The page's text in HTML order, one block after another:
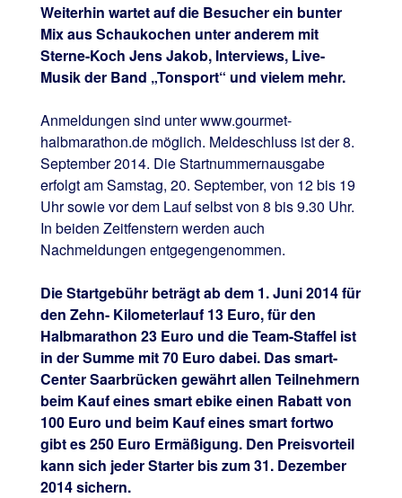
Weiterhin wartet auf die Besucher ein bunter
Mix aus Schaukochen unter anderem mit
Sterne-Koch Jens Jakob, Interviews, Live-
Musik der Band „Tonsport“ und vielem mehr.
Anmeldungen sind unter www.gourmet-
halbmarathon.de möglich. Meldeschluss ist der 8.
September 2014. Die Startnummernausgabe
erfolgt am Samstag, 20. September, von 12 bis 19
Uhr sowie vor dem Lauf selbst von 8 bis 9.30 Uhr.
In beiden Zeitfenstern werden auch
Nachmeldungen entgegengenommen.
Die Startgebühr beträgt ab dem 1. Juni 2014 für
den Zehn- Kilometerlauf 13 Euro, für den
Halbmarathon 23 Euro und die Team-Staffel ist
in der Summe mit 70 Euro dabei. Das smart-
Center Saarbrücken gewährt allen Teilnehmern
beim Kauf eines smart ebike einen Rabatt von
100 Euro und beim Kauf eines smart fortwo
gibt es 250 Euro Ermäßigung. Den Preisvorteil
kann sich jeder Starter bis zum 31. Dezember
2014 sichern.